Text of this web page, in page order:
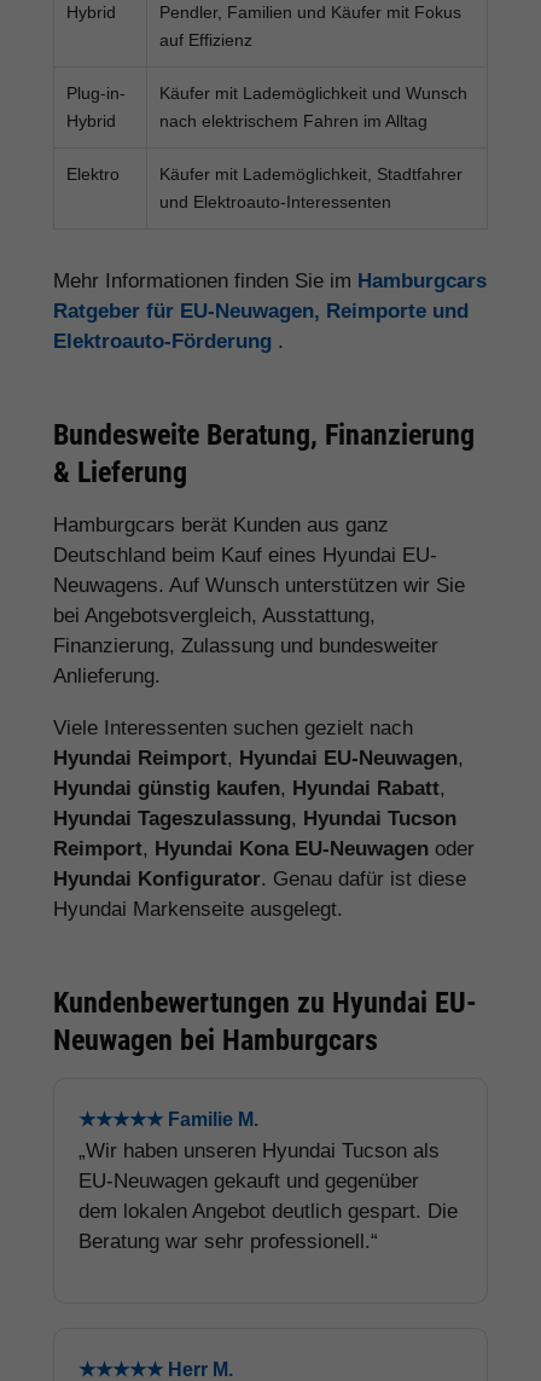
Hybrid
Pendler, Familien und Käufer mit Fokus
auf Effizienz
Plug-in-
Hybrid
Käufer mit Lademöglichkeit und Wunsch
nach elektrischem Fahren im Alltag
Elektro
Käufer mit Lademöglichkeit, Stadtfahrer
und Elektroauto-Interessenten
Mehr Informationen finden Sie im Hamburgcars
Ratgeber für EU-Neuwagen, Reimporte und
Elektroauto-Förderung .
Bundesweite Beratung, Finanzierung
& Lieferung
Hamburgcars berät Kunden aus ganz
Deutschland beim Kauf eines Hyundai EU-
Neuwagens. Auf Wunsch unterstützen wir Sie
bei Angebotsvergleich, Ausstattung,
Finanzierung, Zulassung und bundesweiter
Anlieferung.
Viele Interessenten suchen gezielt nach
Hyundai Reimport, Hyundai EU-Neuwagen,
Hyundai günstig kaufen, Hyundai Rabatt,
Hyundai Tageszulassung, Hyundai Tucson
Reimport, Hyundai Kona EU-Neuwagen oder
Hyundai Konfigurator. Genau dafür ist diese
Hyundai Markenseite ausgelegt.
Kundenbewertungen zu Hyundai EU-
Neuwagen bei Hamburgcars
★★★★★ Familie M.
„Wir haben unseren Hyundai Tucson als
EU-Neuwagen gekauft und gegenüber
dem lokalen Angebot deutlich gespart. Die
Beratung war sehr professionell.“
★★★★★ Herr M.